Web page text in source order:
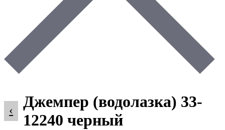
‹
Джемпер (водолазка) 33-
12240 черный